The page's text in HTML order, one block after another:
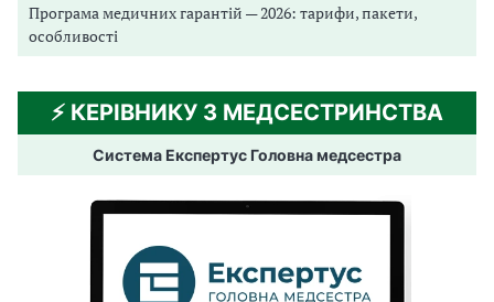
Програма медичних гарантій — 2026: тарифи, пакети,
особливості
⚡️ КЕРІВНИКУ З МЕДСЕСТРИНСТВА
Система Експертус Головна медсестра